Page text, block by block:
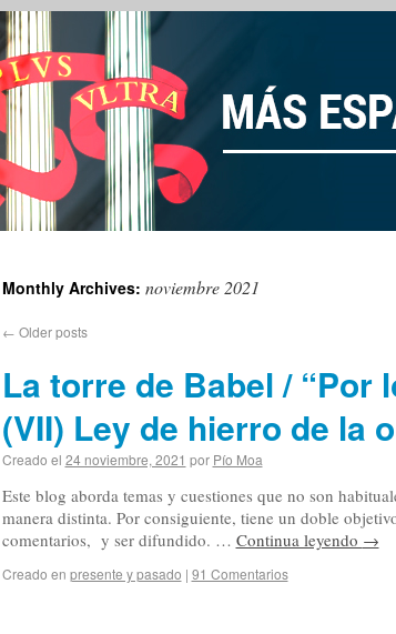
Monthly Archives: noviembre 2021
← Older posts
La torre de Babel / “Por
(VII) Ley de hierro de la
Creado el 24 noviembre, 2021 por Pío Moa
Este blog aborda temas y cuestiones que no son
manera distinta. Por consiguiente, tiene un doble
comentarios, y ser difundido. … Continua leyendo →
Creado en presente y pasado | 91 Comentarios